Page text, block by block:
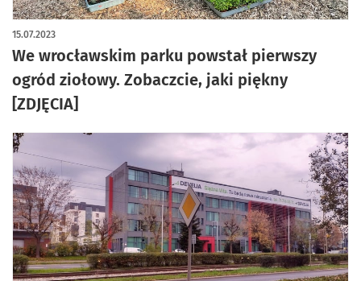
We wrocławskim parku powstał pierwszy
ogród ziołowy. Zobaczcie, jaki piękny
[ZDJĘCIA]
15.07.2023
artykuł z galerią zdjęć